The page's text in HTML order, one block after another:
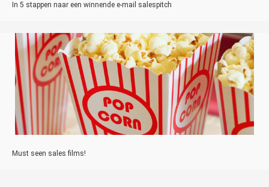
In 5 stappen naar een winnende e-mail salespitch
Must seen sales films!